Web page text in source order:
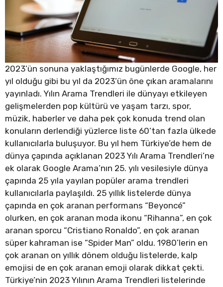
2023’ün sonuna yaklaştığımız bugünlerde Google, her
yıl olduğu gibi bu yıl da 2023’ün öne çıkan aramalarını
yayınladı. Yılın Arama Trendleri ile dünyayı etkileyen
gelişmelerden pop kültürü ve yaşam tarzı, spor,
müzik, haberler ve daha pek çok konuda trend olan
konuların derlendiği yüzlerce liste 60’tan fazla ülkede
kullanıcılarla buluşuyor. Bu yıl hem Türkiye’de hem de
dünya çapında açıklanan 2023 Yılı Arama Trendleri’ne
ek olarak Google Arama’nın 25. yılı vesilesiyle dünya
çapında 25 yıla yayılan popüler arama trendleri
kullanıcılarla paylaşıldı. 25 yıllık listelerde dünya
çapında en çok aranan performans “Beyoncé”
olurken, en çok aranan moda ikonu “Rihanna”, en çok
aranan sporcu “Cristiano Ronaldo”, en çok aranan
süper kahraman ise “Spider Man” oldu. 1980’lerin en
çok aranan on yıllık dönem olduğu listelerde, kalp
emojisi de en çok aranan emoji olarak dikkat çekti.
Türkiye’nin 2023 Yılının Arama Trendleri listelerinde